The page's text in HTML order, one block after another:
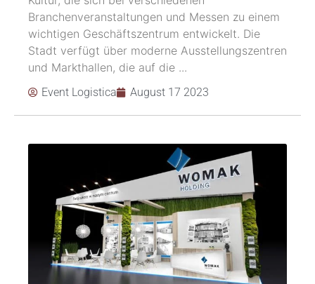
Branchenveranstaltungen und Messen zu einem
wichtigen Geschäftszentrum entwickelt. Die
Stadt verfügt über moderne Ausstellungszentren
und Markthallen, die auf die ...
Event Logistica August 17 2023